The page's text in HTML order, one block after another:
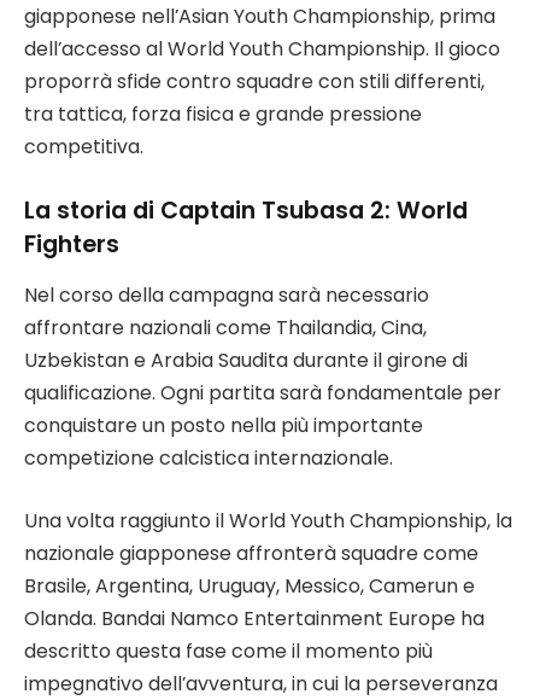
giapponese nell’Asian Youth Championship, prima
dell’accesso al World Youth Championship. Il gioco
proporrà sfide contro squadre con stili differenti,
tra tattica, forza fisica e grande pressione
competitiva.
La storia di Captain Tsubasa 2: World
Fighters
Nel corso della campagna sarà necessario
affrontare nazionali come Thailandia, Cina,
Uzbekistan e Arabia Saudita durante il girone di
qualificazione. Ogni partita sarà fondamentale per
conquistare un posto nella più importante
competizione calcistica internazionale.
Una volta raggiunto il World Youth Championship, la
nazionale giapponese affronterà squadre come
Brasile, Argentina, Uruguay, Messico, Camerun e
Olanda. Bandai Namco Entertainment Europe ha
descritto questa fase come il momento più
impegnativo dell’avventura, in cui la perseveranza